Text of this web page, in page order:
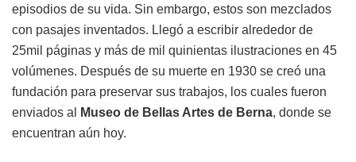
episodios de su vida. Sin embargo, estos son mezclados
con pasajes inventados. Llegó a escribir alrededor de
25mil páginas y más de mil quinientas ilustraciones en 45
volúmenes. Después de su muerte en 1930 se creó una
fundación para preservar sus trabajos, los cuales fueron
enviados al
Museo de Bellas Artes de Berna, donde se
encuentran aún hoy.